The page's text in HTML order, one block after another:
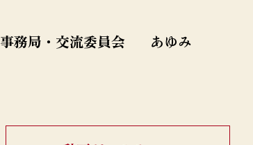
事務局・交流委員会 あゆみ